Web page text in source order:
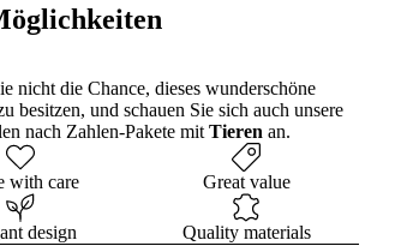
nicht die Chance, dieses wunderschöne
besitzen, und schauen Sie sich auch unsere
nach Zahlen-Pakete mitTieren an.
with care Great value
design Quality materials